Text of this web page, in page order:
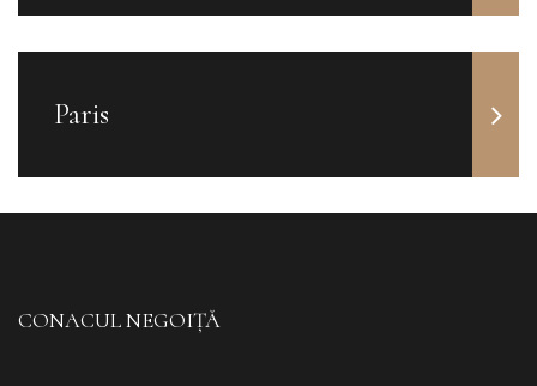
Paris
CONACUL NEGOIȚĂ